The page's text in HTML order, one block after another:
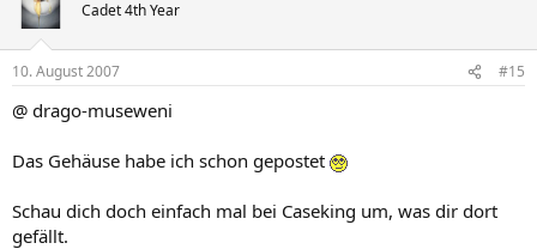
Cadet 4th Year
10. August 2007 #15
@ drago-museweni
Das Gehäuse habe ich schon gepostet
Schau dich doch einfach mal bei Caseking um, was dir dort
gefällt.